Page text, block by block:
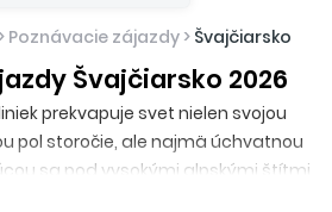
> Poznávacie zájazdy > Švajčiarsko
Švajčiarsko 2026
prekvapuje svet nielen svojou
pol storočie, ale najmä úchvatnou
sa pod vysokými alpskými štítmi,
či očarujúcimi